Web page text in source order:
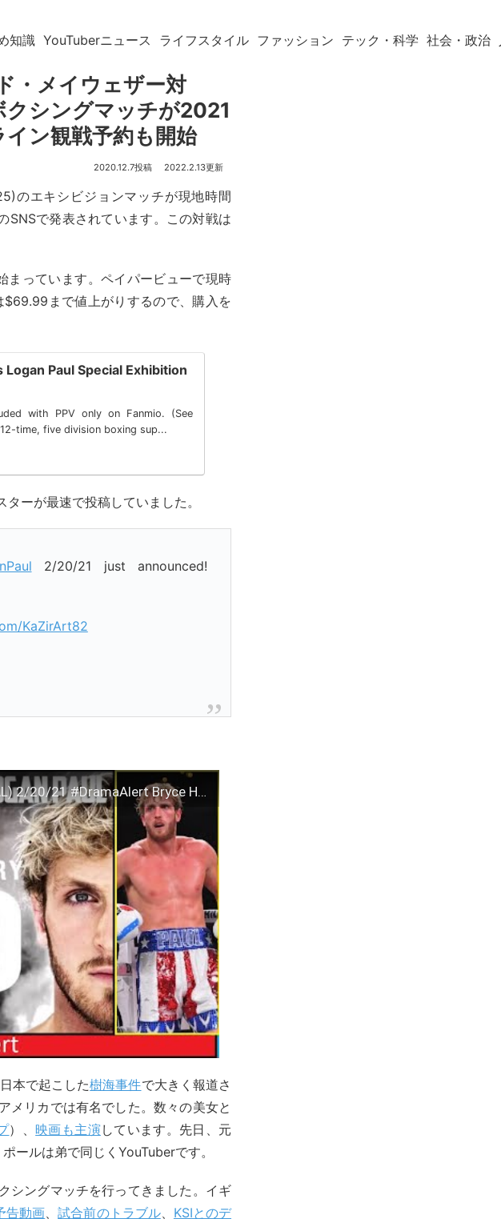
知識 YouTuberニュース ライフスタイル ファッション テック・科学 社会・政治
・メイウェザー対
シングマッチが2021
ン観戦予約も開始
2020.12.7 2022.2.13
のエキシビジョンマッチが現地時間
で発表されています。この対戦は
まっています。ペイパービューで現時
まで値上がりするので、購入を
Paul Special Exhibition
with PPV only on Fanmio. (See
time, five division boxing sup...
ーが最速で投稿していました。
2/20/21 just announced!
KaZirArt82
Logan Paul VS Floyd Mayweather ( Its OFFICIAL) 2/20/21 #DramaAlert Bryce Hall vs Lil Yachty & More!
本で起こした樹海事件で大きく報道さ
メリカでは有名でした。数々の美女と
）、映画も主演しています。先日、元
ールは弟で同じくYouTuberです。
シングマッチを行ってきました。イギ
告動画 、試合前のトラブル、 KSIとのデ